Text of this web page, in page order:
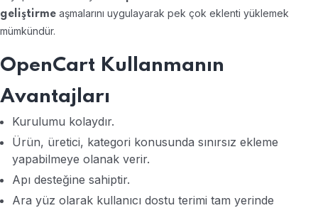
geliştirme aşmalarını uygulayarak pek çok eklenti yüklemek
mümkündür.
OpenCart Kullanmanın
Avantajları
Kurulumu kolaydır.
Ürün, üretici, kategori konusunda sınırsız ekleme
yapabilmeye olanak verir.
Apı desteğine sahiptir.
Ara yüz olarak kullanıcı dostu terimi tam yerinde